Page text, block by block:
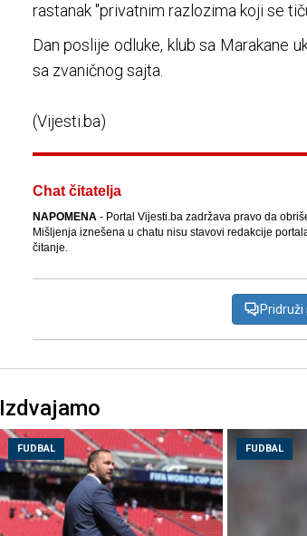
rastanak "privatnim razlozima koji se
Dan poslije odluke, klub sa Marakane
sa zvaničnog sajta.
(Vijesti.ba)
Chat čitatelja
NAPOMENA- Portal Vijesti.ba zadržava pravo da
Mišljenja iznešena u chatu nisu stavovi redakcije
čitanje.
Pridruži
Izdvajamo
FUDBAL FUDBAL